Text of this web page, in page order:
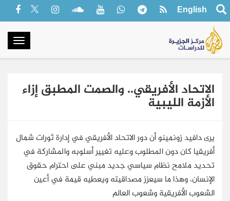
English
الاتحاد الأفريقي.. والصمت المطبق إزاء
الأزمة الليبية
يرى دافيد زونمينو أن دور الاتحاد الأفريقي في إدارة ثورات شمال
أفريقيا كان دون المطلوب وعليه تغيير أسلوبه والمشاركة في
تحديد ملامح نظام سياسي جديد مبني على احترام حقوق
الإنسان، وهذا ما سيعزز مصداقيته ويعطيه قيمة في أعين
الشعوب الأفريقية وشعوب العالم